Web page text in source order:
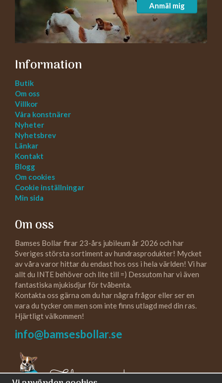
Anmäl mig
Information
Butik
Om oss
Villkor
Våra konstnärer
Nyheter
Nyhetsbrev
Länkar
Kontakt
Blogg
Om cookies
Cookie inställningar
Min sida
Om oss
Bamses Bollar firar 23-års jubileum år 2026 och har
Sveriges största sortiment av hundrasprodukter! Mycket
av våra varor hittar du endast hos oss i hela världen! Vi har
allt du INTE behöver och lite till =) Dessutom har vi även
fantastiska mjukisdjur för tvåbenta.
Kontakta oss gärna om du har några frågor eller ser en
vara du tycker om men som inte finns utlagd med din ras.
Hjärtligt välkommen!
info@bamsesbollar.se
Följ oss gärna!